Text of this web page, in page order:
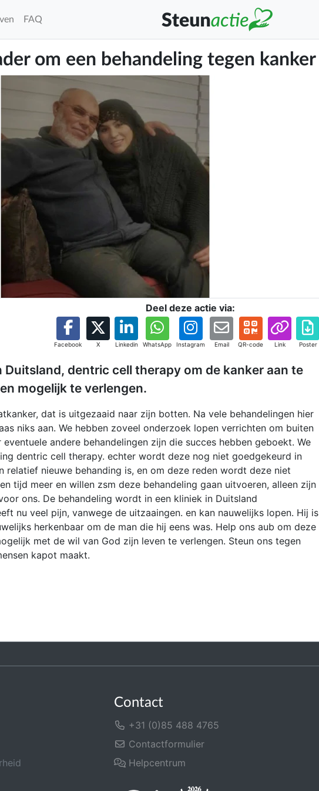
FAQ
om een behandeling tegen kanker
Deel deze actie via:
Facebook X Linkedin WhatsApp Instagram Email QR-code Link Poster
Duitsland, dentric cell therapy om de kanker aan te
mogelijk te verlengen.
dat is uitgezaaid naar zijn botten. Na vele behandelingen hier
niks aan. We hebben zoveel onderzoek lopen verrichten om buiten
andere behandelingen zijn die succes hebben geboekt. We
dentric cell therapy. echter wordt deze nog niet goedgekeurd in
relatief nieuwe behanding is, en om deze reden wordt deze niet
tijd meer en willen zsm deze behandeling gaan uitvoeren, alleen zijn
ons. De behandeling wordt in een kliniek in Duitsland
nu veel pijn, vanwege de uitzaaingen. en kan nauwelijks lopen. Hij is
herkenbaar om de man die hij eens was. Help ons aub om deze
met de wil van God zijn leven te verlengen. Steun ons tegen
kapot maakt.
Contact
+31 (0)85 488 4765
Contactformulier
Helpcentrum